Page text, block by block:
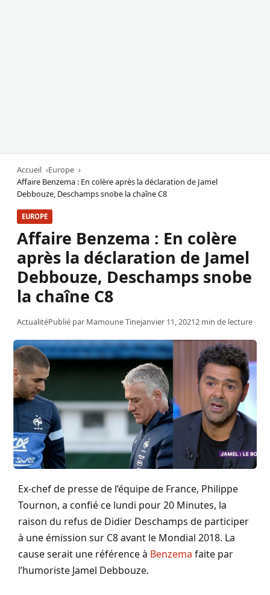
Accueil
Europe
Affaire Benzema : En colère après la déclaration de Jamel
Debbouze, Deschamps snobe la chaîne C8
EUROPE
Affaire Benzema : En colère
après la déclaration de Jamel
Debbouze, Deschamps snobe
la chaîne C8
ActualitéPublié par Mamoune Tinejanvier 11, 20212 min de lecture
Ex-chef de presse de l’équipe de France, Philippe
Tournon, a confié ce lundi pour 20 Minutes, la
raison du refus de Didier Deschamps de participer
à une émission sur C8 avant le Mondial 2018. La
cause serait une référence à Benzema faite par
l’humoriste Jamel Debbouze.